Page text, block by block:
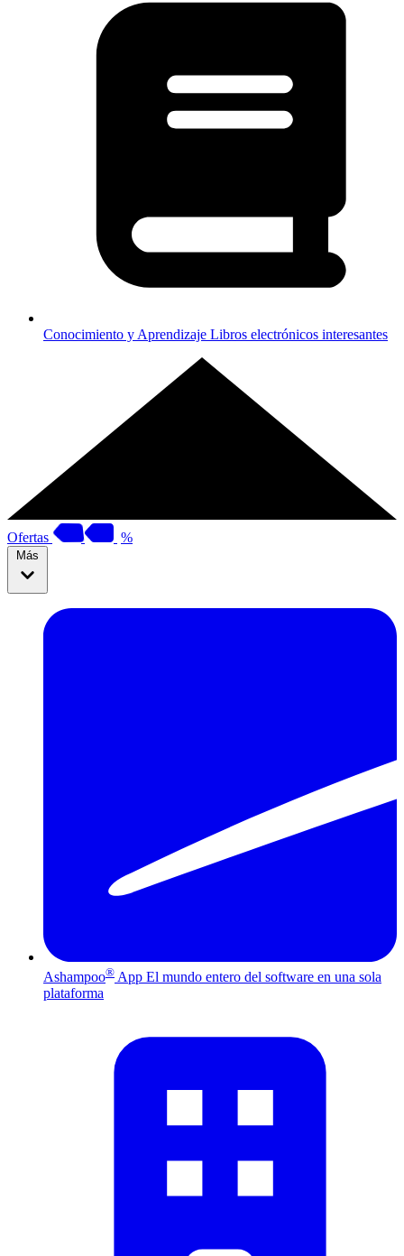
Conocimiento y Aprendizaje Libros electrónicos interesantes
Ofertas %
Más
Ashampoo® App El mundo entero del software en una sola
plataforma